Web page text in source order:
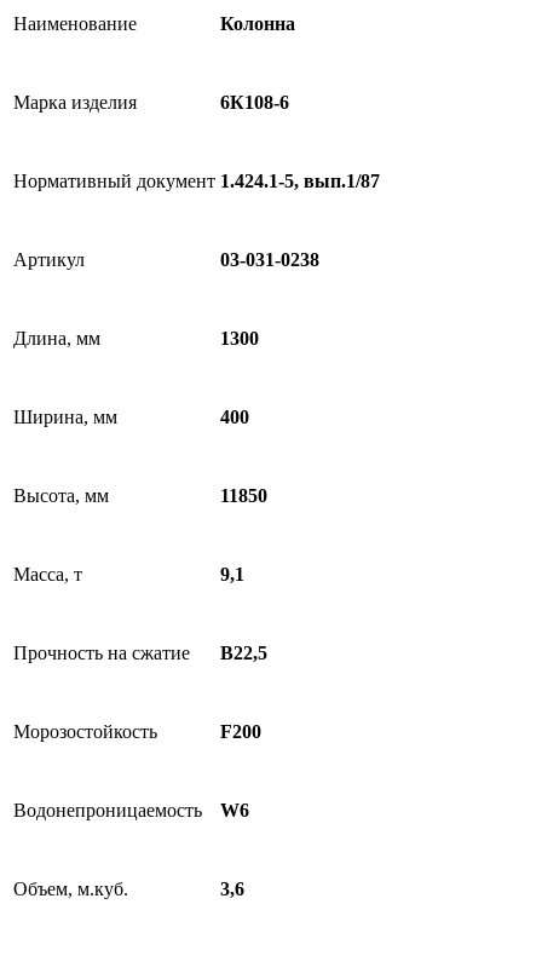
Наименование Колонна
Марка изделия 6К108-6
Нормативный документ 1.424.1-5, вып.1/87
Артикул 03-031-0238
Длина, мм 1300
Ширина, мм 400
Высота, мм 11850
Масса, т 9,1
Прочность на сжатие B22,5
Морозостойкость F200
Водонепроницаемость W6
Объем, м.куб. 3,6